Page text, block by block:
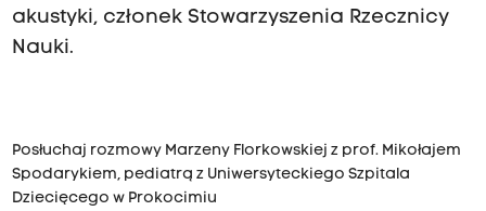
akustyki, członek Stowarzyszenia Rzecznicy
Nauki.
Posłuchaj rozmowy Marzeny Florkowskiej z prof. Mikołajem
Spodarykiem, pediatrą z Uniwersyteckiego Szpitala
Dziecięcego w Prokocimiu